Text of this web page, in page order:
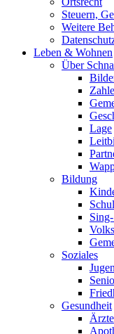
Steuern,
Weitere
Leben & Wohnen
Über
Lage
Bildung
Soziales
Gesundheit
Ärzte